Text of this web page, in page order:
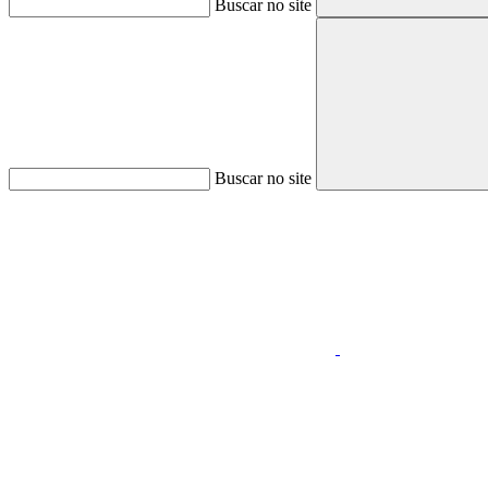
Buscar no site
Buscar no site